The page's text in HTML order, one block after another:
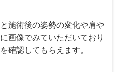
施術後の姿勢の変化や肩や
画像でみていただいており
確認してもらえます。